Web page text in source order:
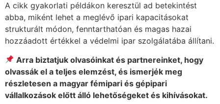
A cikk gyakorlati példákon keresztül ad betekintést
abba, miként lehet a meglévő ipari kapacitásokat
strukturált módon, fenntarthatóan és magas hazai
hozzáadott értékkel a védelmi ipar szolgálatába állítani.
Arra biztatjuk olvasóinkat és partnereinket, hogy
olvassák el a teljes elemzést, és ismerjék meg
részletesen a magyar fémipari és gépipari
vállalkozások előtt álló lehetőségeket és kihívásokat.